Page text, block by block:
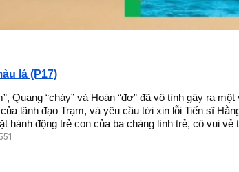
lá (P17)
Quang “cháy” và Hoàn “đơ” đã vô tình gây ra
lãnh đạo Trạm, và yêu cầu tới xin lỗi Tiến sĩ
hành động trẻ con của ba chàng lính trẻ, cô vui